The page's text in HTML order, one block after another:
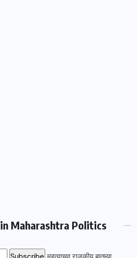
Maharashtra Politics